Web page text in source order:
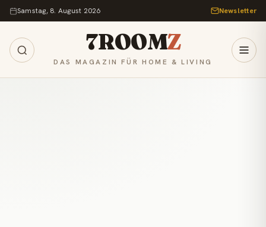
Zum Inhalt springen
Samstag, 8. August 2026 Newsletter
7ROOMZ
DAS MAGAZIN FÜR HOME & LIVING